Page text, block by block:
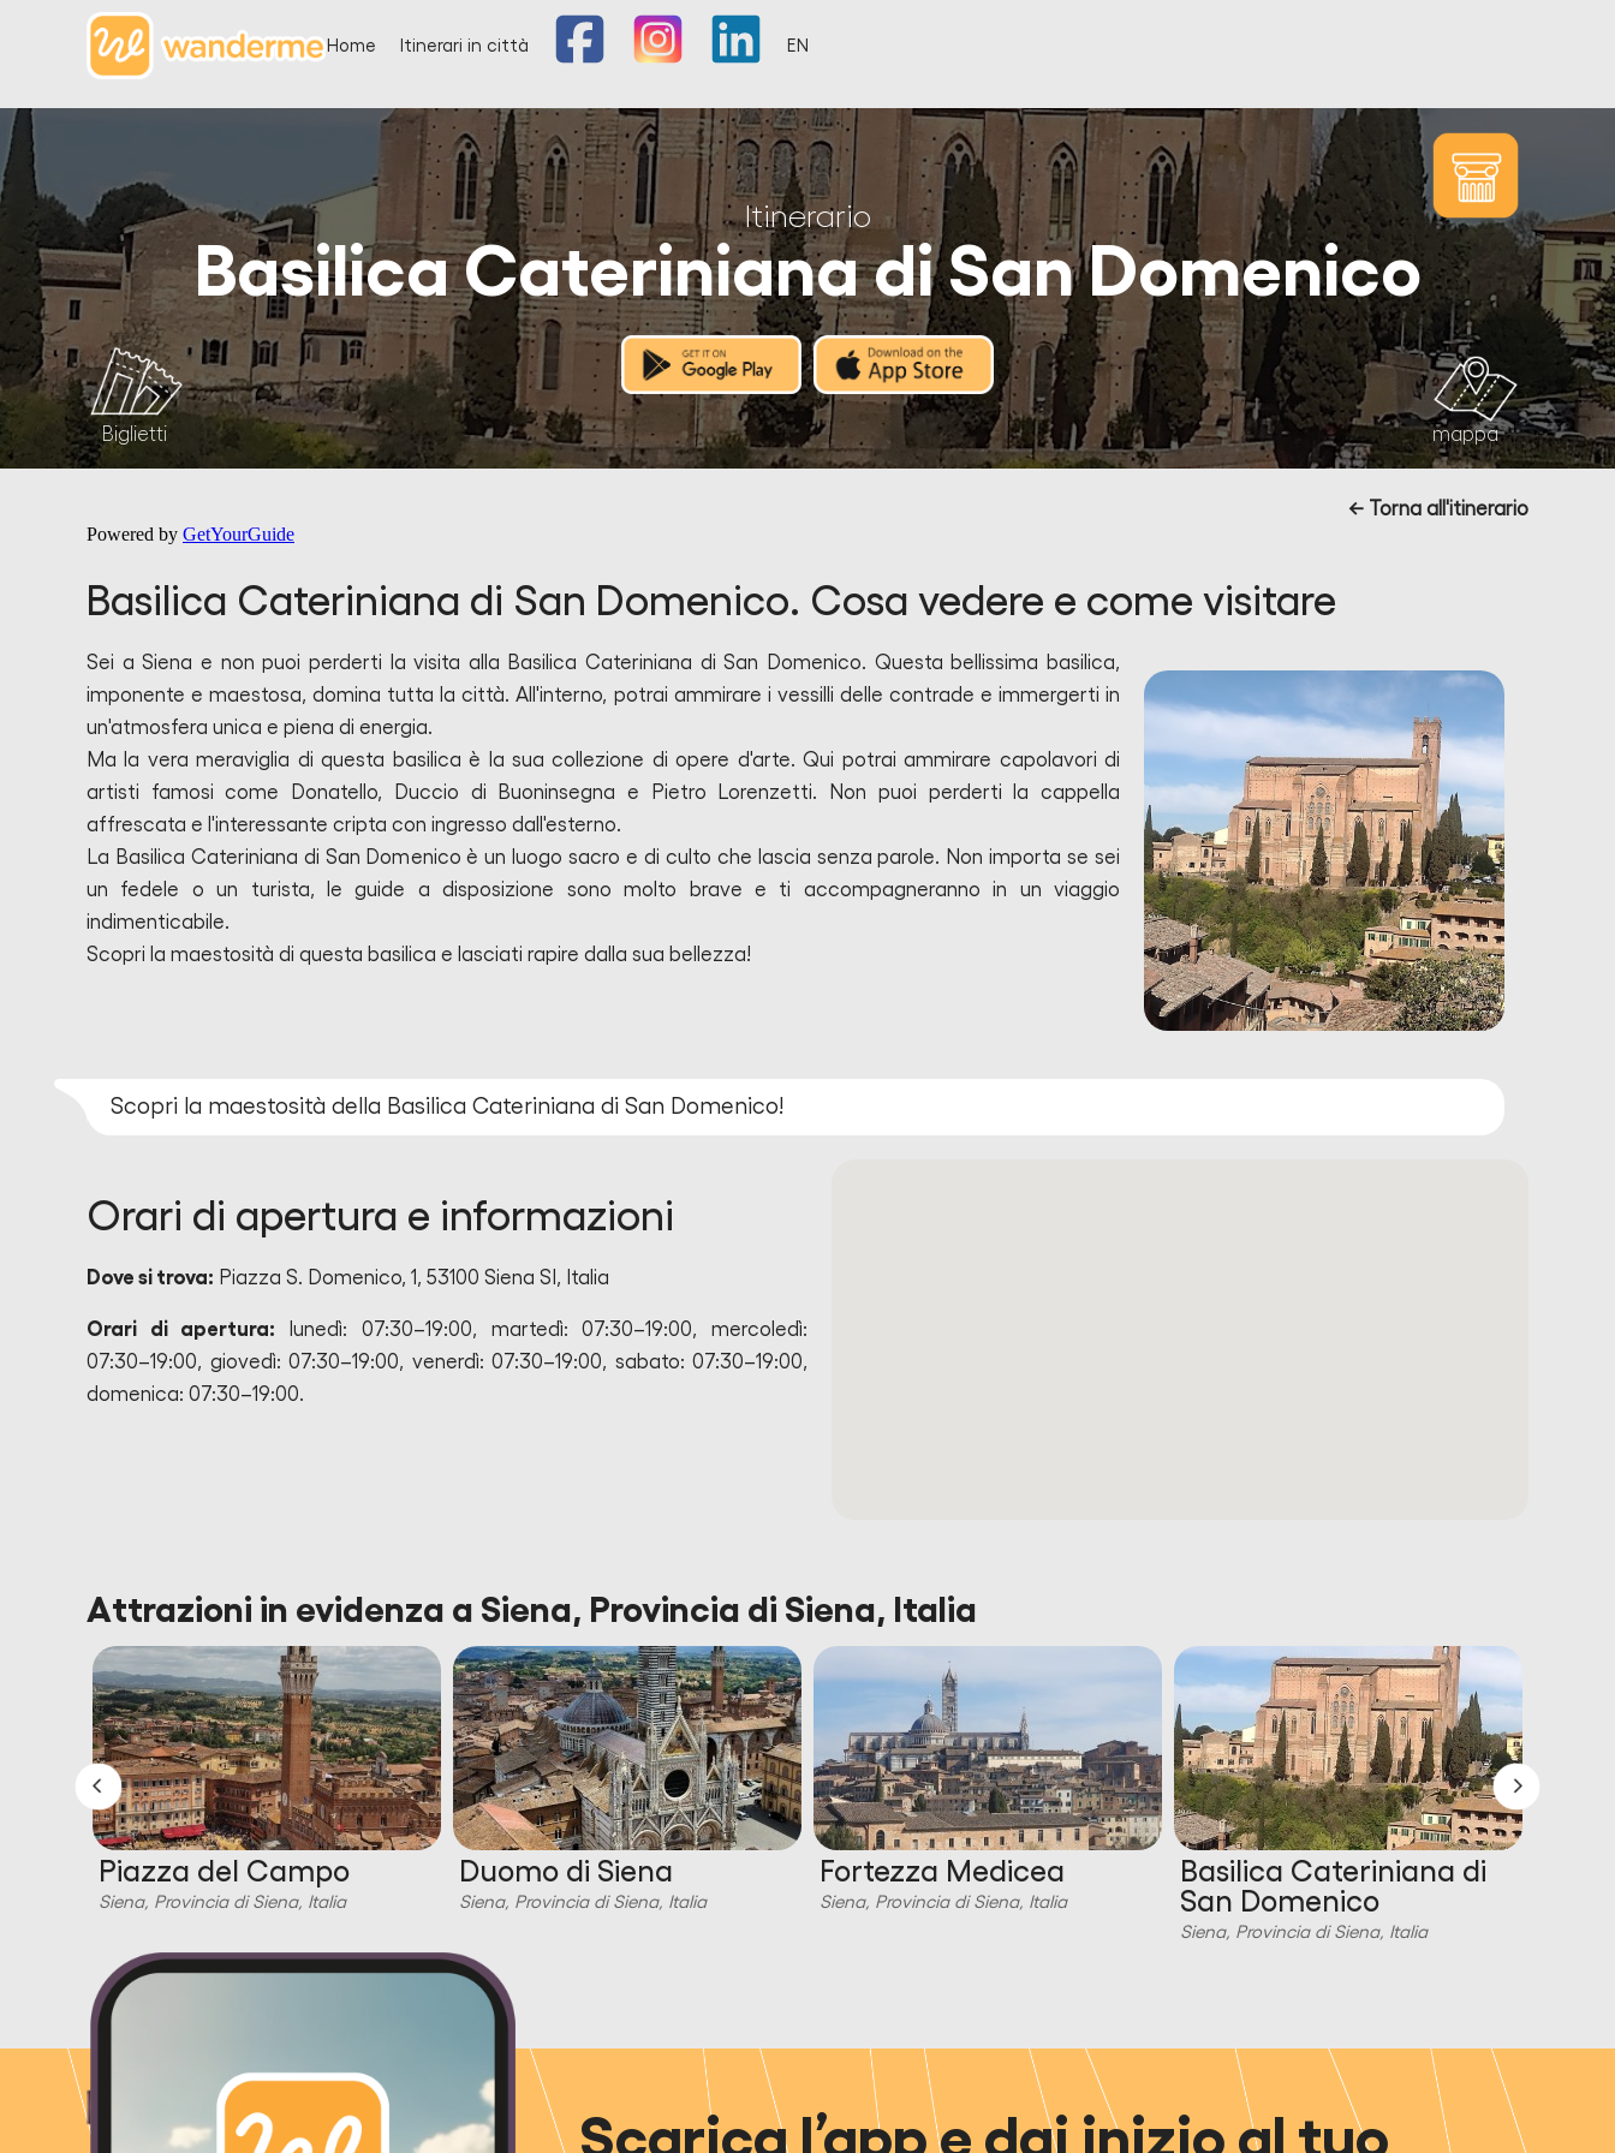
Home Itinerari in città EN
Biglietti
Itinerario
Basilica Cateriniana di San Domenico
mappa
← Torna all'itinerario
Powered by GetYourGuide
Basilica Cateriniana di San Domenico. Cosa vedere e come visitare
Sei a Siena e non puoi perderti la visita alla Basilica Cateriniana di San Domenico. Questa bellissima basilica,
imponente e maestosa, domina tutta la città. All'interno, potrai ammirare i vessilli delle contrade e immergerti in
un'atmosfera unica e piena di energia.
Ma la vera meraviglia di questa basilica è la sua collezione di opere d'arte. Qui potrai ammirare capolavori di
artisti famosi come Donatello, Duccio di Buoninsegna e Pietro Lorenzetti. Non puoi perderti la cappella
affrescata e l'interessante cripta con ingresso dall'esterno.
La Basilica Cateriniana di San Domenico è un luogo sacro e di culto che lascia senza parole. Non importa se sei
un fedele o un turista, le guide a disposizione sono molto brave e ti accompagneranno in un viaggio
indimenticabile.
Scopri la maestosità di questa basilica e lasciati rapire dalla sua bellezza!
Scopri la maestosità della Basilica Cateriniana di San Domenico!
Orari di apertura e informazioni
Dove si trova: Piazza S. Domenico, 1, 53100 Siena SI, Italia
Orari di apertura: lunedì: 07:30–19:00, martedì: 07:30–19:00, mercoledì:
07:30–19:00, giovedì: 07:30–19:00, venerdì: 07:30–19:00, sabato: 07:30–19:00,
domenica: 07:30–19:00.
Attrazioni in evidenza a Siena, Provincia di Siena, Italia
Piazza del Campo
Siena, Provincia di Siena, Italia
Duomo di Siena
Siena, Provincia di Siena, Italia
Fortezza Medicea
Siena, Provincia di Siena, Italia
Basilica Cateriniana di
San Domenico
Siena, Provincia di Siena, Italia
Scarica l’app e dai inizio al tuo